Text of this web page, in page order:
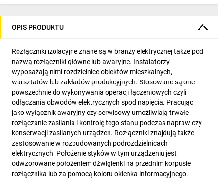
OPIS PRODUKTU
Rozłączniki izolacyjne znane są w branży elektrycznej także pod
nazwą rozłączniki główne lub awaryjne. Instalatorzy
wyposażają nimi rozdzielnice obiektów mieszkalnych,
warsztatów lub zakładów produkcyjnych. Stosowane są one
powszechnie do wykonywania operacji łączeniowych czyli
odłączania obwodów elektrycznych spod napięcia. Pracując
jako wyłącznik awaryjny czy serwisowy umożliwiają trwałe
rozłączanie zasilania i kontrolę tego stanu podczas napraw czy
konserwacji zasilanych urządzeń. Rozłączniki znajdują także
zastosowanie w rozbudowanych podrozdzielnicach
elektrycznych. Położenie styków w tym urządzeniu jest
odwzorowane położeniem dźwigienki na przednim korpusie
rozłącznika lub za pomocą koloru okienka informacyjnego.